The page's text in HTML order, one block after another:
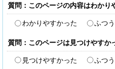
質問：このページの内容はわかり
わかりやすかった ふつう
質問：このページは見つけやすか
見つけやすかった ふつう